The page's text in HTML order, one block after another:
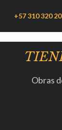
+57 310 320
Obras